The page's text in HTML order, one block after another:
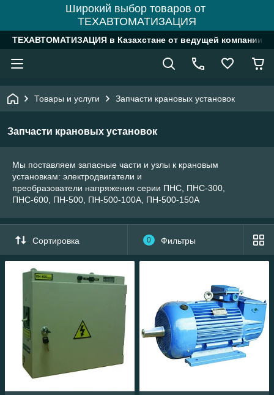
Широкий выбор товаров от
ТЕХАВТОМАТИЗАЦИЯ
ТЕХАВТОМАТИЗАЦИЯ в Казахстане от ведущей компании
Товары и услуги Запчасти крановых установок
Запчасти крановых установок
Мы поставляем запасные части и узлы к крановым
установкам: электродвигатели и
преобразователи напряжения серии ПНС, ПНС-300,
ПНС-600, ПН-500, ПН-500-100А, ПН-500-150А
Сортировка 0 Фильтры